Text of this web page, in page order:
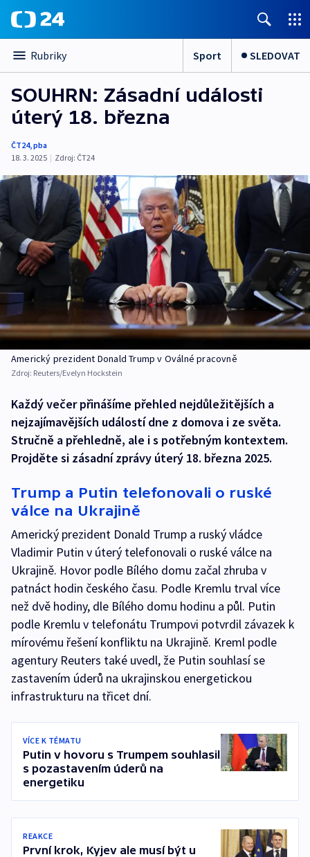
Rubriky Sport SLEDOVAT
SOUHRN: Zásadní události
úterý 18. března
ČT24,pba
18. 3. 2025 | Zdroj: ČT24
Americký prezident Donald Trump v Oválné pracovně
Zdroj: Reuters/Evelyn Hockstein
Každý večer přinášíme přehled nejdůležitějších a
nejzajímavějších událostí dne z domova i ze světa.
Stručně a přehledně, ale i s potřebným kontextem.
Projděte si zásadní zprávy úterý 18. března 2025.
Trump a Putin telefonovali o ruské
válce na Ukrajině
Americký prezident Donald Trump a ruský vládce
Vladimir Putin v úterý telefonovali o ruské válce na
Ukrajině. Hovor podle Bílého domu začal zhruba v
patnáct hodin českého času. Podle Kremlu trval více
než dvě hodiny, dle Bílého domu hodinu a půl. Putin
podle Kremlu v telefonátu Trumpovi potvrdil závazek k
mírovému řešení konfliktu na Ukrajině. Kreml podle
agentury Reuters také uvedl, že Putin souhlasí se
zastavením úderů na ukrajinskou energetickou
infrastrukturu na třicet dní.
VÍCE K TÉMATU
Putin v hovoru s Trumpem souhlasil
s pozastavením úderů na
energetiku
REAKCE
První krok, Kyjev ale musí být u